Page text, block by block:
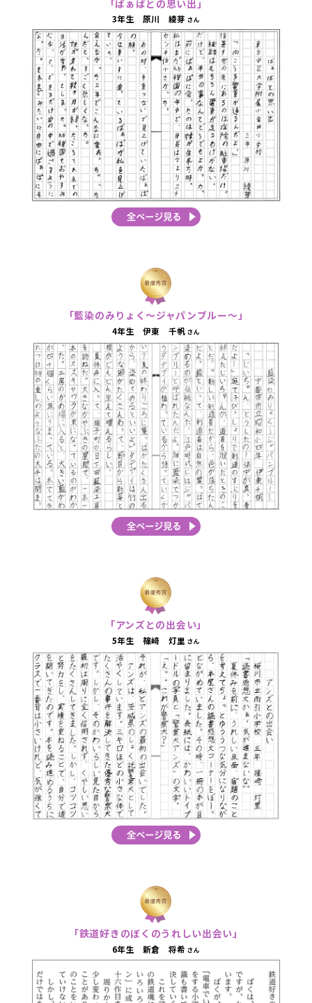
「ばぁばとの思い出」
3年生 原川 綾芽 さん
「藍染のみりょく～ジャパンブルー～」
4年生 伊東 千帆 さん
「アンズとの出会い」
5年生 篠﨑 灯里 さん
「鉄道好きのぼくのうれしい出会い」
6年生 新倉 将希 さん